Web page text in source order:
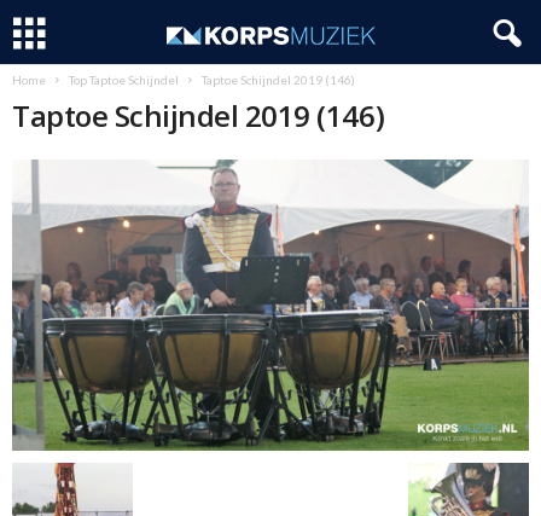
Home Top Taptoe Schijndel Taptoe Schijndel 2019 (146)
Taptoe Schijndel 2019 (146)